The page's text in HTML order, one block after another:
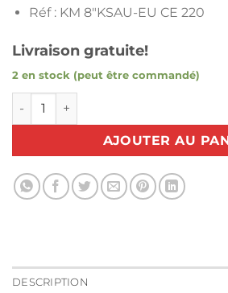
Réf : KM 8″KSAU-EU CE 220
Livraison gratuite!
2 en stock (peut être commandé)
quantité de Ciseau de coupe à
AJOUTER AU
DESCRIPTION